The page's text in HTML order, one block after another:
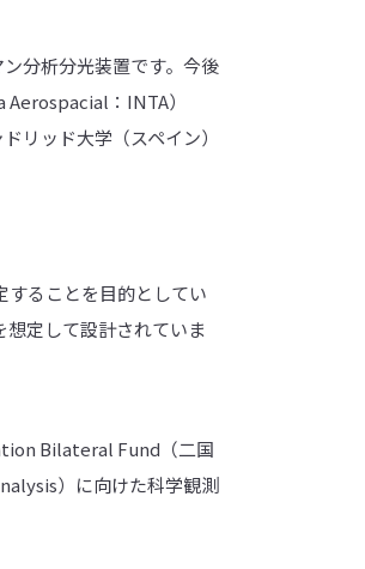
分析分光装置です。今後
：INTA）
リッド大学（スペイン）
ることを目的としてい
定して設計されていま
Bilateral Fund（二国
）に向けた科学観測